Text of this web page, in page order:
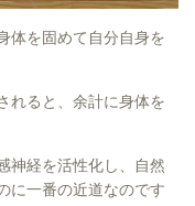
体を固めて自分自身を
れると、余計に身体を
神経を活性化し、自然
に一番の近道なのです